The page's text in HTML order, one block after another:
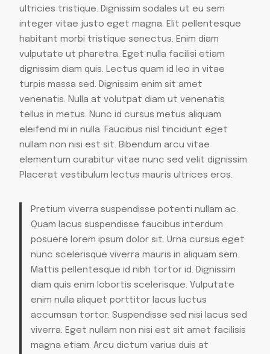
ultricies tristique. Dignissim sodales ut eu sem
integer vitae justo eget magna. Elit pellentesque
habitant morbi tristique senectus. Enim diam
vulputate ut pharetra. Eget nulla facilisi etiam
dignissim diam quis. Lectus quam id leo in vitae
turpis massa sed. Dignissim enim sit amet
venenatis. Nulla at volutpat diam ut venenatis
tellus in metus. Nunc id cursus metus aliquam
eleifend mi in nulla. Faucibus nisl tincidunt eget
nullam non nisi est sit. Bibendum arcu vitae
elementum curabitur vitae nunc sed velit dignissim.
Placerat vestibulum lectus mauris ultrices eros.
Pretium viverra suspendisse potenti nullam ac.
Quam lacus suspendisse faucibus interdum
posuere lorem ipsum dolor sit. Urna cursus eget
nunc scelerisque viverra mauris in aliquam sem.
Mattis pellentesque id nibh tortor id. Dignissim
diam quis enim lobortis scelerisque. Vulputate
enim nulla aliquet porttitor lacus luctus
accumsan tortor. Suspendisse sed nisi lacus sed
viverra. Eget nullam non nisi est sit amet facilisis
magna etiam. Arcu dictum varius duis at